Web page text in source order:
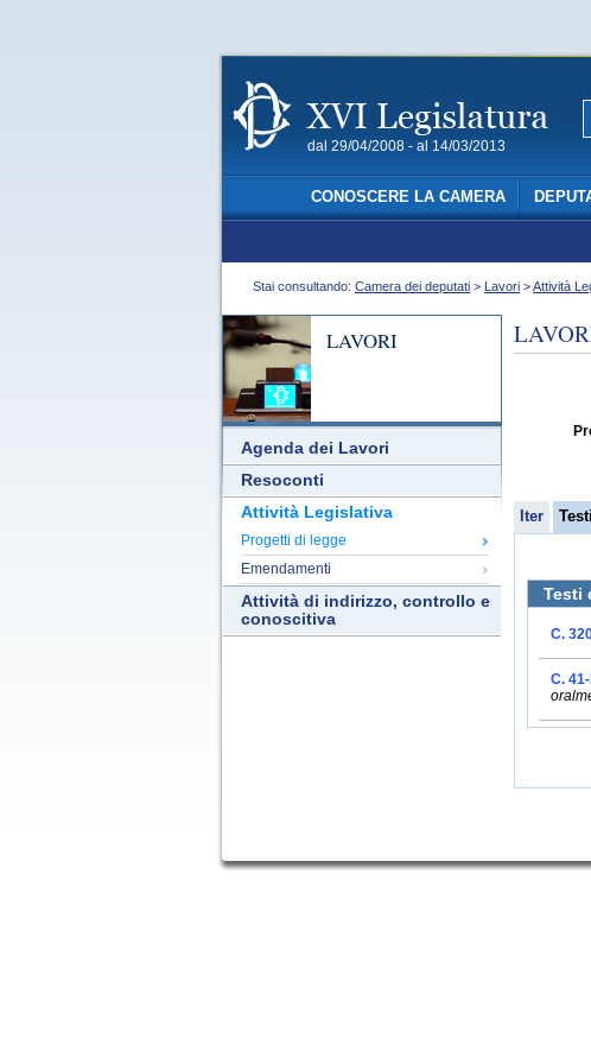
dal 29/04/2008 - al 14/03/2013
CONOSCERE LA CAMERA
Stai consultando: Camera dei deputati > Lavori >Attività
LAVORI
Agenda dei Lavori
Resoconti
Attività Legislativa
Progetti di legge
Emendamenti
Attività di indirizzo, controllo e
conoscitiva
Iter Testi
Testi
C.
C.